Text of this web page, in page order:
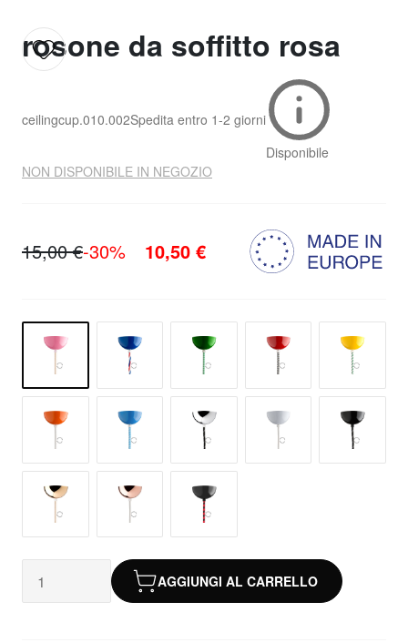
rosone da soffitto rosa
ceilingcup.010.002Spedita entro 1-2 giorni
Disponibile
NON DISPONIBILE IN NEGOZIO
15,00 €-30% 10,50 €
AGGIUNGI AL CARRELLO